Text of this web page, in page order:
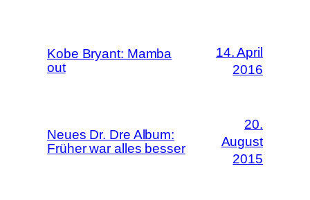
Kobe Bryant: Mamba
out
14. April
2016
Neues Dr. Dre Album:
Früher war alles besser
20.
August
2015